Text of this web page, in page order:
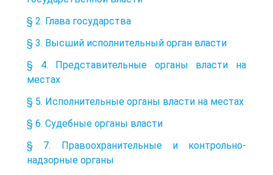
§ 2. Глава государства
§ 3. Высший исполнительный орган власти
§ 4. Представительные органы власти на
местах
§ 5. Исполнительные органы власти на местах
§ 6. Судебные органы власти
§ 7. Правоохранительные и контрольно-
надзорные органы